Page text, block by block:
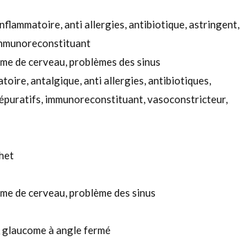
anti allergies, antibiotique, astringent,
de cerveau, problèmes des sinus
antalgique, anti allergies, antibiotiques,
immunoreconstituant, vasoconstricteur,
de cerveau, problème des sinus
à angle fermé